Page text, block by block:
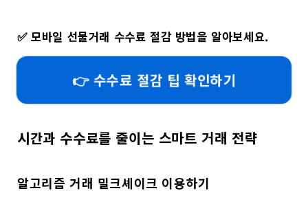
✅모바일 선물거래 수수료 절감 방법을 알아보세요.
👉 수수료 절감 팁 확인하기
시간과 수수료를 줄이는 스마트 거래 전략
알고리즘 거래 밀크셰이크 이용하기